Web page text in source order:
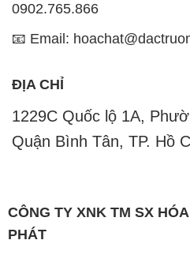
0902.765.866
📧 Email:
ĐỊA CHỈ
1229C Quốc lộ 1A,
Quận Bình Tân, TP. Hồ
CÔNG TY XNK TM SX
PHÁT